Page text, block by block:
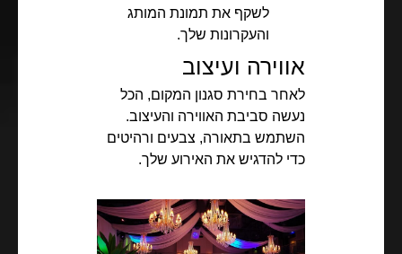
לשקף את תמונת המותג
והעקרונות שלך.
אווירה ועיצוב
לאחר בחירת סגנון המקום, הכל
נעשה סביבת האווירה והעיצוב.
השתמש בתאורה, צבעים ורהיטים
כדי להדגיש את האירוע שלך.